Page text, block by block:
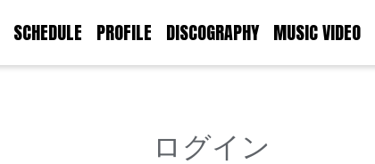
SCHEDULE PROFILE DISCOGRAPHY MUSIC VIDEO
ログイン